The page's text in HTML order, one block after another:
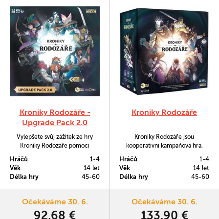
Kroniky Rodozáře -
Upgrade Pack 2.0
Vylepšete svůj zážitek ze hry
Kroniky Rodozáře pomocí
nepřátel, ilustrovaných obalů na
karty, neoprenových desek
hráčů, balíčků zlatých pokladů a
svou postavu.
Hráčů
1-4
Věk
14 let
Délka hry
45-60
Očekáváme 30. 6.
92,68 €
Kroniky Rodozáře
Kroniky Rodozáře jsou
kooperativní kampaňová hra,
dobrodružství s taktickými
souboji plnými napětí a výzev.
Hráčů
1-4
Věk
14 let
Délka hry
45-60
Očekáváme 30. 6.
133,90 €